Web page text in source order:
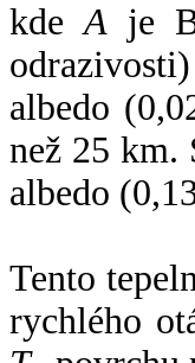
kdeA je
albedo
než 25 km.
albedo
Tento
rychlého